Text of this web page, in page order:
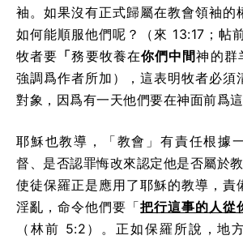
袖。如果沒有正式歸屬在教會領袖的
如何能順服他們呢？（來 13:17；帖
牧者要 「務要牧養在你們中間神的群
強調爲作者所加），這表明牧者必須
對象，因爲有一天他們要在神面前爲這
耶穌也教導，「教會」有責任根據
督、是否認罪悔改來認定他是否屬於教
使徒保羅正是應用了耶穌的教導，責
淫亂，命令他們要「把行這事的人從
（林前 5:2）。正如保羅所說，地